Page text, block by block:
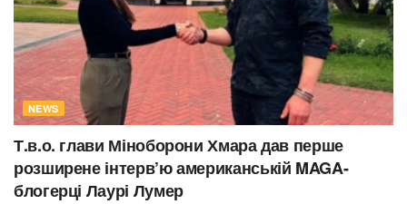
NEWS
Т.в.о. глави Міноборони Хмара дав перше
розширене інтерв’ю американській MAGA-
блогерці Лаурі Лумер